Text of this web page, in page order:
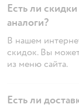
Есть ли
аналоги?
В нашем
скидок. Вы
из меню сайта.
Есть ли